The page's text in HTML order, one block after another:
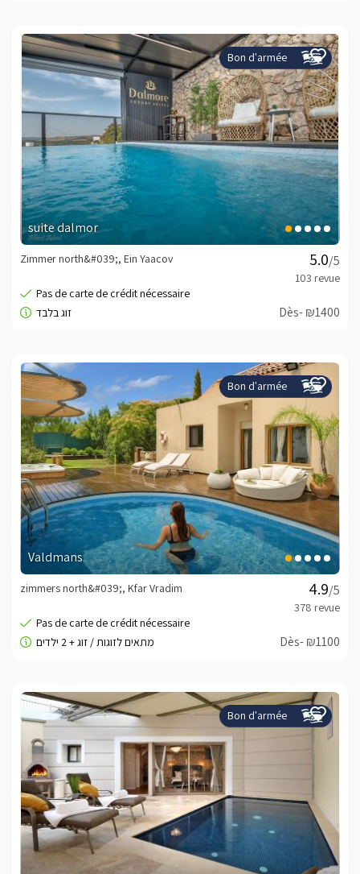
Bon d'armée
suite dalmor
/5
Zimmer north&#039;, Ein Yaacov
Dès- ₪1400
Bon d'armée
Valdmans
/5
zimmers north&#039;, Kfar Vradim
Dès- ₪1100
Bon d'armée